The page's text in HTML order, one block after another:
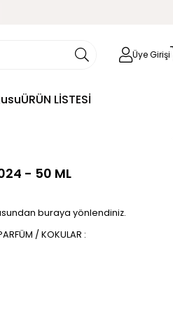
Üye Girişi
ÜRÜN LİSTESİ
- 50 ML
buraya yönlendiniz.
/ KOKULAR :